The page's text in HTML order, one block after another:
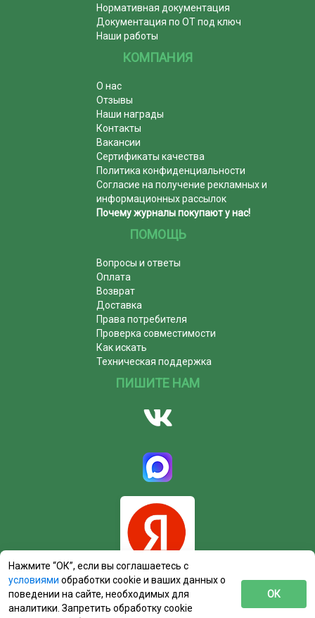
Нормативная документация
Документация по ОТ под ключ
Наши работы
КОМПАНИЯ
О нас
Отзывы
Наши награды
Контакты
Вакансии
Сертификаты качества
Политика конфиденциальности
Согласие на получение рекламных и
информационных рассылок
Почему журналы покупают у нас!
ПОМОЩЬ
Вопросы и ответы
Оплата
Возврат
Доставка
Права потребителя
Проверка совместимости
Как искать
Техническая поддержка
ПИШИТЕ НАМ
Нажмите “ОК”, если вы соглашаетесь с
условиями обработки cookie и ваших данных о
поведении на сайте, необходимых для
аналитики. Запретить обработку cookie
ОК